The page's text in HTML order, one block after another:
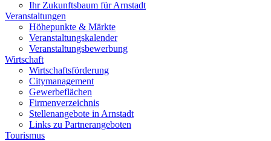
Ihr Zukunftsbaum für Arnstadt
Veranstaltungen
Höhepunkte & Märkte
Veranstaltungskalender
Veranstaltungsbewerbung
Wirtschaft
Wirtschaftsförderung
Citymanagement
Gewerbeflächen
Firmenverzeichnis
Stellenangebote in Arnstadt
Links zu Partnerangeboten
Tourismus